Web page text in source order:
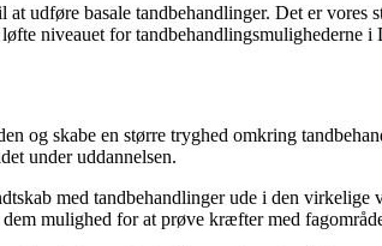
udføre basale tandbehandlinger. Det er
niveauet for tandbehandlingsmulighederne i
og skabe en større tryghed omkring
under uddannelsen.
med tandbehandlinger ude i den
mulighed for at prøve kræfter med